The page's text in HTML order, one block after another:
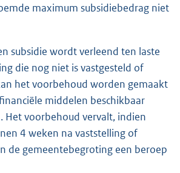
maximum subsidiebedrag niet
subsidie wordt verleend ten laste
die nog niet is vastgesteld of
het voorbehoud worden gemaakt
middelen beschikbaar
Het voorbehoud vervalt, indien
4 weken na vaststelling of
de gemeentebegroting een beroep